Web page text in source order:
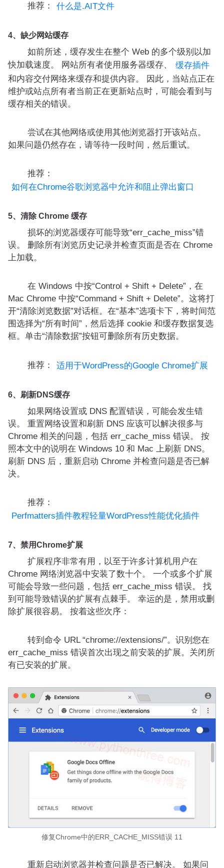
推荐： 什么是.AIT文件
4、缺少网站缓存
如前所述，缓存发生在整个 Web 的多个级别以加
快加载速度。 网站所有者使用服务器缓存、
缓存插件
和内容交付网络来缓存和提供内容。 因此，当站点正在
维护或站点所有者当前正在更新站点时，可能会看到与
缓存相关的错误。
尝试在其他网络或使用其他浏览器打开该站点。
如果问题仍然存在，请等待一段时间，然后重试。
推荐：
如何在Chrome谷歌浏览器中允许和阻止弹出窗口
5、清除 Chrome 缓存
损坏的浏览器缓存可能导致“err_cache_miss”错
误。 删除所有浏览历史记录并检查页面是否在 Chrome
上加载。
在 Windows 中按“Control + Shift + Delete”，在
Mac Chrome 中按“Command + Shift + Delete”。这将打
开“清除浏览数据”对话框。在“基本”选项卡下，将时间范
围选择为“所有时间”，然后选择 cookie 和缓存数据复选
框。单击“清除数据”按钮可删除所有历史数据。
推荐： 适用于WordPress的Google Chrome扩展
6、刷新DNS缓存
如果网络设置或 DNS 配置错误，可能会发生错
误。 重置网络设置和刷新 DNS 应该可以解决很多与
Chrome 相关的问题，包括 err_cache_miss 错误。 按
照本文中的说明在 Windows 10 和 Mac 上刷新 DNS。
刷新 DNS 后，重新启动 Chrome 并检查问题是否已解
决。
推荐：
Perfmatters插件教程轻量WordPress性能优化插件
7、禁用Chrome扩展
扩展程序非常有用，以至于许多计算机用户在
Chrome 网络浏览器中安装了数十个。 一个或多个扩展
可能会导致一些问题，包括 err_cache_miss 错误。 找
到可能导致错误的扩展有点棘手。 幸运的是，禁用或删
除扩展很容易。 按着这些次序：
转到命令 URL “chrome://extensions/”。识别您在
err_cache_miss 错误首次出现之前安装的扩展。关闭所
有已安装的扩展。
修复Chrome中的ERR_CACHE_MISS错误 11
重新启动浏览器并检查问题是否已解决。 如果问